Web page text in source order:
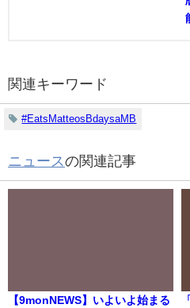
関連キーワード
#EatsMatteosBdaysaMB
ニュース の関連記事
【9monNEWS】いよいよ始まる